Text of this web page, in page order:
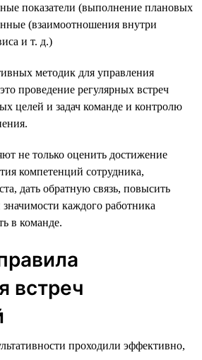
показатели (выполнение плановых
(взаимоотношения внутри
и т. д.)
методик для управления
проведение регулярных встреч
целей и задач команде и контролю
не только оценить достижение
компетенций сотрудника,
дать обратную связь, повысить
каждого работника
в команде.
встреч
проходили эффективно,